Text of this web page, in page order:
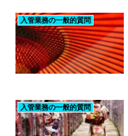
入管業務の一般的質問
入管業務の一般的質問